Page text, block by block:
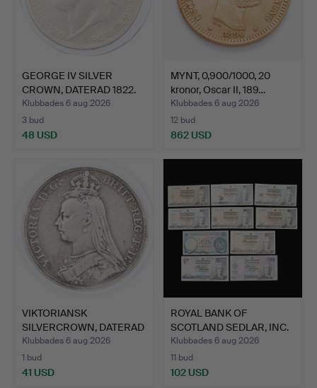
GEORGE IV SILVER
CROWN, DATERAD 1822.
Klubbades 6 aug 2026
3 bud
48 USD
MYNT, 0,900/1000, 20
kronor, Oscar II, 189…
Klubbades 6 aug 2026
12 bud
862 USD
VIKTORIANSK
SILVERCROWN, DATERAD
1891.
Klubbades 6 aug 2026
1 bud
41 USD
ROYAL BANK OF
SCOTLAND SEDLAR, INC.
PLC & …
Klubbades 6 aug 2026
11 bud
102 USD